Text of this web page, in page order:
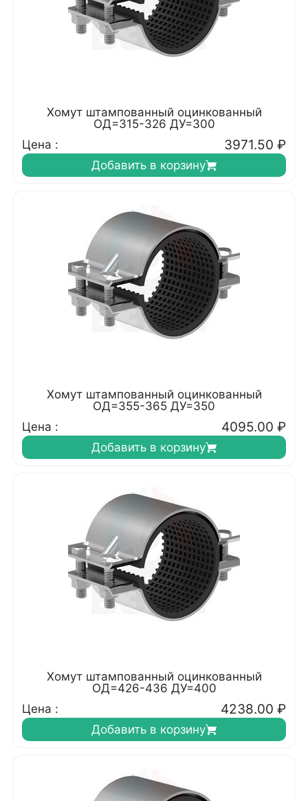
Хомут штампованный оцинкованный
ОД=315-326 ДУ=300
Цена :
3971.50 ₽
Добавить в корзину
Хомут штампованный оцинкованный
ОД=355-365 ДУ=350
Цена :
4095.00 ₽
Добавить в корзину
Хомут штампованный оцинкованный
ОД=426-436 ДУ=400
Цена :
4238.00 ₽
Добавить в корзину